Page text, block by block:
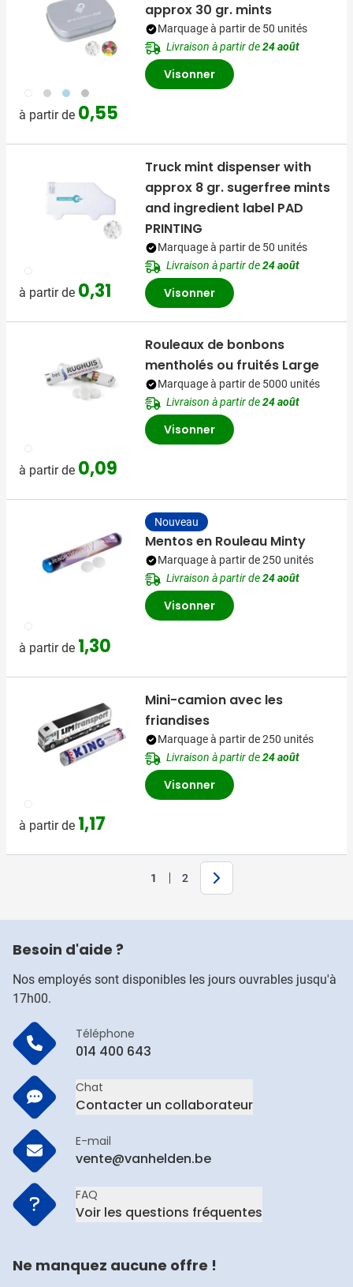
002 027 018 032
à partir de 0,55
approx 30 gr. mints
Marquage à partir de 50 unités
Livraison à partir de24 août
Visonner
002
à partir de 0,31
Truck mint dispenser with
approx 8 gr. sugerfree mints
and ingredient label PAD
PRINTING
Marquage à partir de 50 unités
Livraison à partir de24 août
Visonner
009
à partir de 0,09
Rouleaux de bonbons
mentholés ou fruités Large
Marquage à partir de 5000 unités
Livraison à partir de24 août
Visonner
002
à partir de 1,30
Nouveau
Mentos en Rouleau Minty
Marquage à partir de 250 unités
Livraison à partir de24 août
Visonner
002
à partir de 1,17
Mini-camion avec les
friandises
Marquage à partir de 250 unités
Livraison à partir de24 août
Visonner
Vous lisez actuellement la page
1 Page
2 Suivant
Besoin d'aide ?
Nos employés sont disponibles les jours ouvrables jusqu'à
17h00.
Téléphone
014 400 643
Chat
Contacter un collaborateur
E-mail
vente@vanhelden.be
FAQ
Voir les questions fréquentes
Ne manquez aucune offre !